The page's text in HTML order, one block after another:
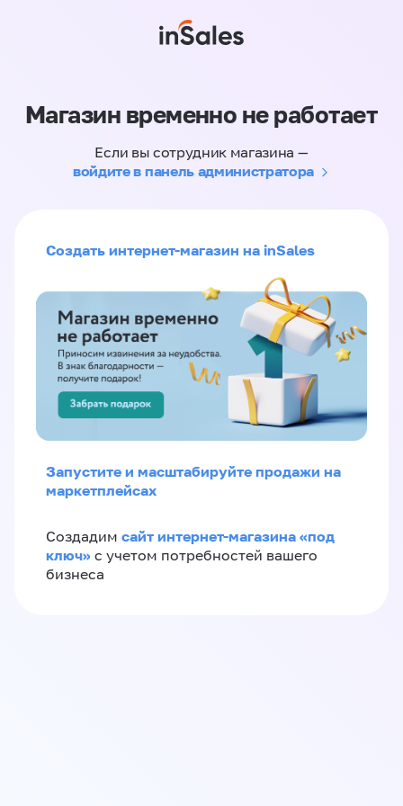
Магазин временно не работает
Если вы сотрудник магазина —
войдите в панель администратора
Создать интернет-магазин на inSales
Запустите и масштабируйте продажи на
маркетплейсах
Создадим сайт интернет-магазина «под
ключ» с учетом потребностей вашего
бизнеса